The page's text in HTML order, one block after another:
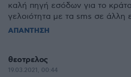
καλή πηγή εσόδων για το
γελοιότητα με τα sms σε άλλη
ΑΠΑΝΤΗΣΗ
θεοτρελος
19.03.2021, 00:44